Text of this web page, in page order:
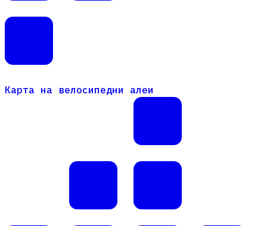
Карта на велосипедни алеи
Карта на велосипедни алеи